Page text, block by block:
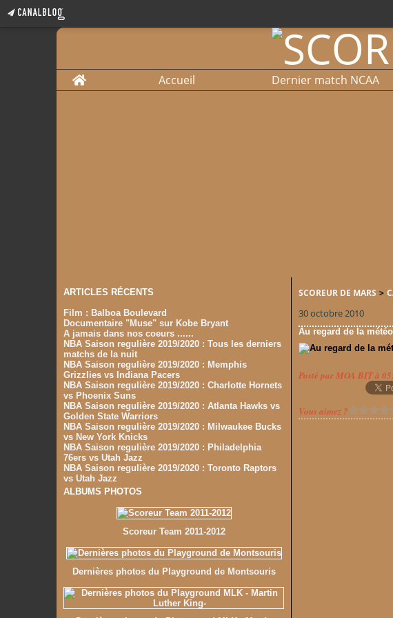
Home Accueil Dernier match NCAA
ARTICLES RÉCENTS
Film : Balboa Boulevard
Documentaire "Muse" sur Kobe Bryant
A jamais dans nos coeurs ......
NBA Saison regulière 2019/2020 : Tous les derniers
matchs de la nuit
NBA Saison regulière 2019/2020 : Memphis
Grizzlies vs Indiana Pacers
NBA Saison regulière 2019/2020 : Charlotte Hornets
vs Phoenix Suns
NBA Saison regulière 2019/2020 : Atlanta Hawks vs
Golden State Warriors
NBA Saison regulière 2019/2020 : Milwaukee Bucks
vs New York Knicks
NBA Saison regulière 2019/2020 : Philadelphia
76ers vs Utah Jazz
NBA Saison regulière 2019/2020 : Toronto Raptors
vs Utah Jazz
ALBUMS PHOTOS
Scoreur Team 2011-2012
Dernières photos du Playground de Montsouris
SCOREUR DE MARS >
30 octobre 2010
Au regard de la
Posté par MOA BIT à
Vous aimez ?